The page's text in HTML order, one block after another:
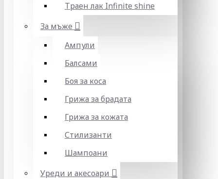
Траен лак Infinite shine
За мъже
Ампули
Балсами
Боя за коса
Грижа за брадата
Грижа за кожата
Стилизанти
Шампоани
Уреди и акесоари